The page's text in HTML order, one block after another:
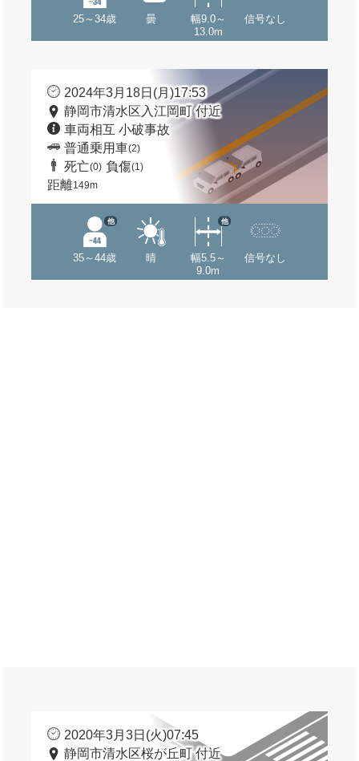
25～34歳 曇
幅9.0～
13.0m
信号なし
2024年3月18日(月)17:53
静岡市清水区入江岡町 付近
車両相互 小破事故
普通乗用車(2)
死亡(0) 負傷(1)
距離149m
35～44歳
他
晴
幅5.5～
9.0m
他
信号なし
2020年3月3日(火)07:45
静岡市清水区桜が丘町 付近